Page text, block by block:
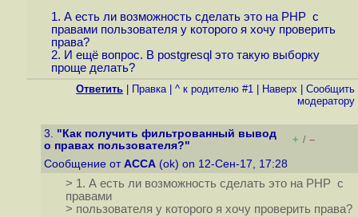
1. А есть ли возможность сделать это на PHP с
правами пользователя у которого я хочу проверить
права?
2. И ещё вопрос. В postgresql это такую выборку
проще делать?
Ответить Правка| ^ к родителю #1 Наверх
Cообщить
модератору
3. "Как получить фильтрованный вывод
о правах пользователя?"
+ / –
Сообщение от ACCA (ok) on 12-Сен-17, 17:28
> 1. А есть ли возможность сделать это на PHP с
правами
> пользователя у которого я хочу проверить права?